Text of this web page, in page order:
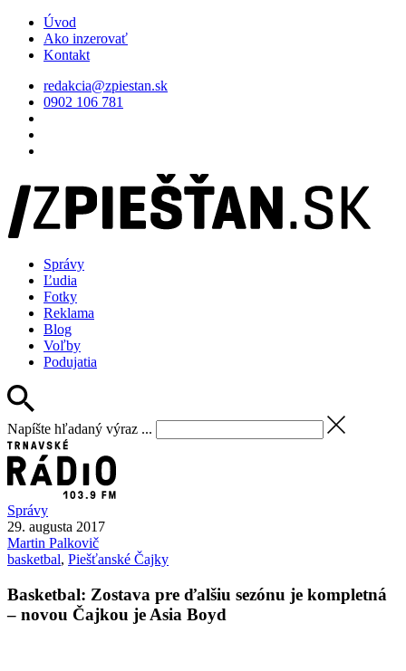
Úvod
Ako inzerovať
Kontakt
redakcia@zpiestan.sk
0902 106 781
Správy
Ľudia
Fotky
Reklama
Blog
Voľby
Podujatia
Napíšte hľadaný výraz ...
Správy
29. augusta 2017
Martin Palkovič
basketbal, Piešťanské Čajky
Basketbal: Zostava pre ďalšiu sezónu je kompletná
– novou Čajkou je Asia Boyd